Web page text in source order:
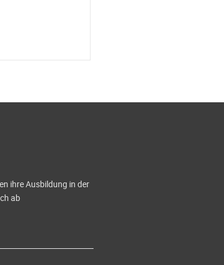
ihre Ausbildung in der
ab